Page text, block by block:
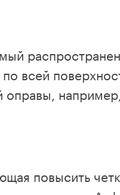
всей
повысить